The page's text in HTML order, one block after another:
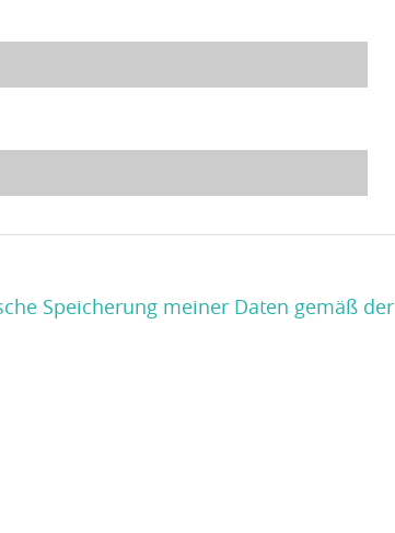
Speicherung meiner Daten gemäß der